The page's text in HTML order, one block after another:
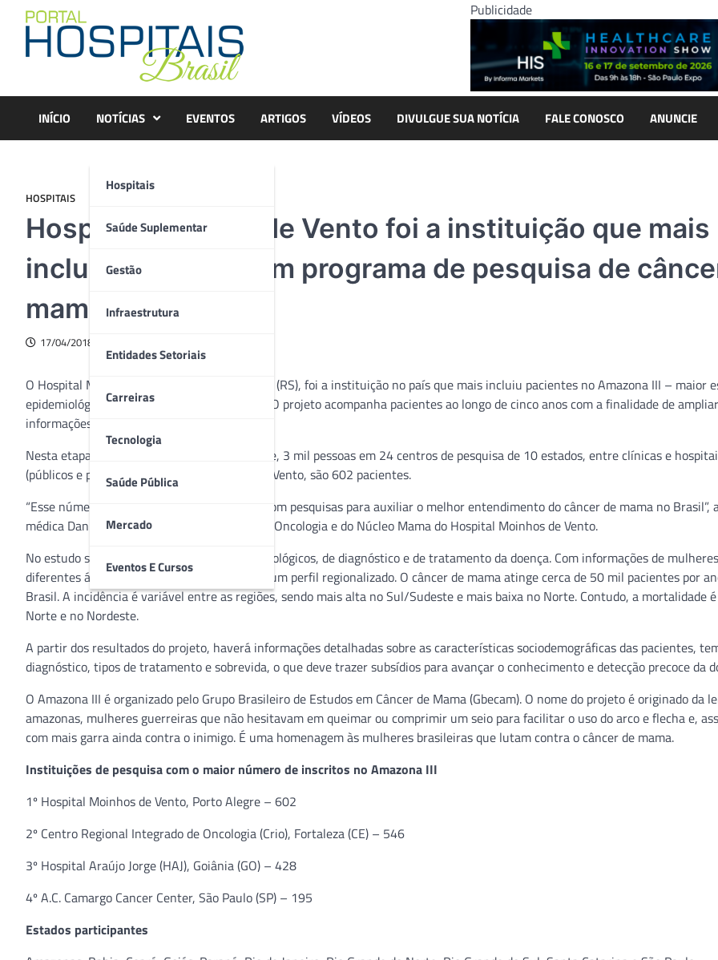
content
Publicidade
INÍCIO NOTÍCIAS
Hospitais
Saúde Suplementar
Gestão
Infraestrutura
Entidades Setoriais
Carreiras
Tecnologia
Saúde Pública
Mercado
Eventos E Cursos
EVENTOS ARTIGOS VÍDEOS DIVULGUE SUA NOTÍCIA FALE CONOSCO ANUNCIE
HOSPITAIS
Hospital Moinhos de Vento foi a instituição que mais
incluiu pacientes em programa de pesquisa de
mama
17/04/2018
O Hospital Moinhos de Vento, de Porto Alegre (RS), foi a instituição no país que mais incluiu pacientes no Amazona III – maior
epidemiológico de câncer de mama no Brasil. O projeto acompanha pacientes ao longo de cinco anos com a finalidade de ampliar
informações para o tratamento da doença.
Nesta etapa, foram acrescidas, nacionalmente, 3 mil pessoas em 24 centros de pesquisa de 10 estados, entre clínicas e
(públicos e privados). No Hospital Moinhos de Vento, são 602 pacientes.
“Esse número reforça o nosso compromisso com pesquisas para auxiliar o melhor entendimento do câncer de mama no Brasil”,
médica Daniela Dornelles Rosa, do Serviço de Oncologia e do Núcleo Mama do Hospital Moinhos de Vento.
No estudo são considerados aspectos epidemiológicos, de diagnóstico e de tratamento da doença. Com informações de
diferentes áreas do país, será possível traçar um perfil regionalizado. O câncer de mama atinge cerca de 50 mil pacientes por
Brasil. A incidência é variável entre as regiões, sendo mais alta no Sul/Sudeste e mais baixa no Norte. Contudo, a mortalidade
Norte e no Nordeste.
A partir dos resultados do projeto, haverá informações detalhadas sobre as características sociodemográficas das pacientes,
diagnóstico, tipos de tratamento e sobrevida, o que deve trazer subsídios para avançar o conhecimento e detecção precoce da
O Amazona III é organizado pelo Grupo Brasileiro de Estudos em Câncer de Mama (Gbecam). O nome do projeto é originado da
amazonas, mulheres guerreiras que não hesitavam em queimar ou comprimir um seio para facilitar o uso do arco e flecha e,
com mais garra ainda contra o inimigo. É uma homenagem às mulheres brasileiras que lutam contra o câncer de mama.
Instituições de pesquisa com o maior número de inscritos no Amazona III
1º Hospital Moinhos de Vento, Porto Alegre – 602
2º Centro Regional Integrado de Oncologia (Crio), Fortaleza (CE) – 546
3º Hospital Araújo Jorge (HAJ), Goiânia (GO) – 428
4º A.C. Camargo Cancer Center, São Paulo (SP) – 195
Estados participantes